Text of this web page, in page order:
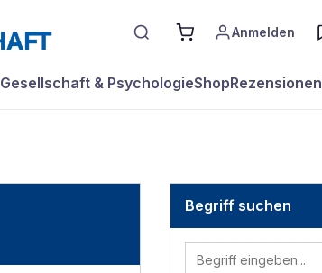
Anmelden
Gesellschaft & PsychologieShopRezensionen
Begriff suchen